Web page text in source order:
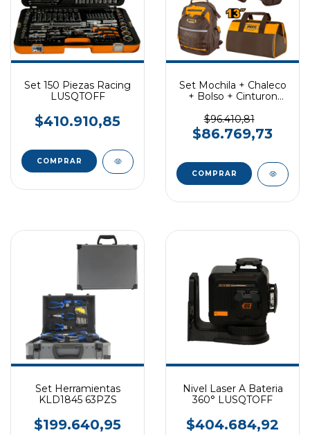
Set 150 Piezas Racing
LUSQTOFF
$410.910,85
Set Mochila + Chaleco
+ Bolso + Cinturon
INGCO
$96.410,81
$86.769,73
Set Herramientas
KLD1845 63PZS
$199.640,95
Nivel Laser A Bateria
360° LUSQTOFF
$404.684,92